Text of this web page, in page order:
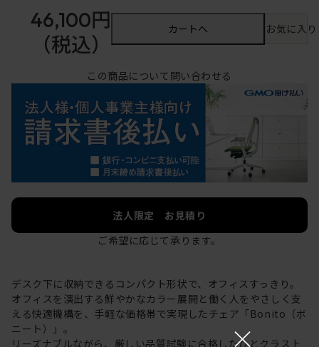
46,100円
（税込）
カートへ お気に入
この商品について問い合わせる
法人限定 お見積り
ご希望に応じて承ります。
デスク下に収納できるコンパクト形状で、オフィスすっきり。
オフィスを演出する鮮やかなカラー展開と働く人をやさしく支
える快適機構を、手軽な価格帯で実現したチェア「Bonito（ボ
ニート）」。
リーズナブルながら、厳しい品質試験に合格したひとクラス上
×